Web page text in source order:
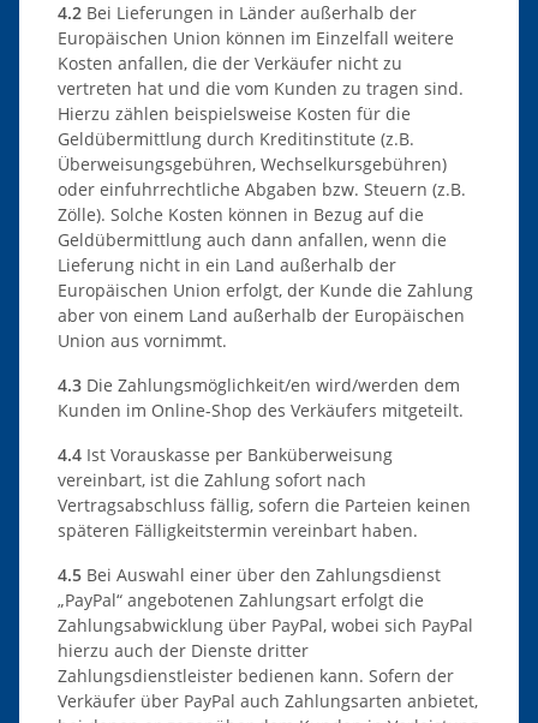
4.2 Bei Lieferungen in Länder außerhalb der
Europäischen Union können im Einzelfall weitere
Kosten anfallen, die der Verkäufer nicht zu
vertreten hat und die vom Kunden zu tragen sind.
Hierzu zählen beispielsweise Kosten für die
Geldübermittlung durch Kreditinstitute (z.B.
Überweisungsgebühren, Wechselkursgebühren)
oder einfuhrrechtliche Abgaben bzw. Steuern (z.B.
Zölle). Solche Kosten können in Bezug auf die
Geldübermittlung auch dann anfallen, wenn die
Lieferung nicht in ein Land außerhalb der
Europäischen Union erfolgt, der Kunde die Zahlung
aber von einem Land außerhalb der Europäischen
Union aus vornimmt.
4.3 Die Zahlungsmöglichkeit/en wird/werden dem
Kunden im Online-Shop des Verkäufers mitgeteilt.
4.4 Ist Vorauskasse per Banküberweisung
vereinbart, ist die Zahlung sofort nach
Vertragsabschluss fällig, sofern die Parteien keinen
späteren Fälligkeitstermin vereinbart haben.
4.5 Bei Auswahl einer über den Zahlungsdienst
„PayPal“ angebotenen Zahlungsart erfolgt die
Zahlungsabwicklung über PayPal, wobei sich PayPal
hierzu auch der Dienste dritter
Zahlungsdienstleister bedienen kann. Sofern der
Verkäufer über PayPal auch Zahlungsarten anbietet,